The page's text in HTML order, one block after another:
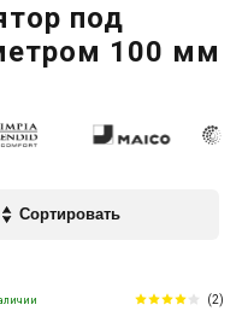
под
100 мм
(2)